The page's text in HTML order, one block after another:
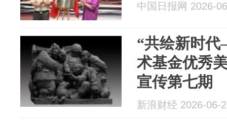
中国日报网 2026-
“共绘新时
术基金优秀
宣传第七期
新浪财经 2026-06-